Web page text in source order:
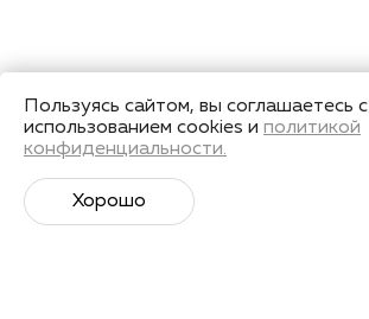
Пользуясь сайтом, вы соглашаетесь с
использованием cookies и политикой
конфиденциальности.
Хорошо